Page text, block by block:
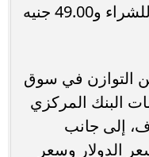
سجل بنك البركة 48.90 جنيه للشراء و49.00 جنيه
التوازن في سوق
البنك المركزي
إلى جانب
الدولار وسعر